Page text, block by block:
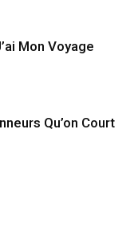
Mon Voyage
Qu’on Court